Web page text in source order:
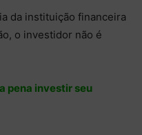
da instituição financeira
o investidor não é
pena investir seu